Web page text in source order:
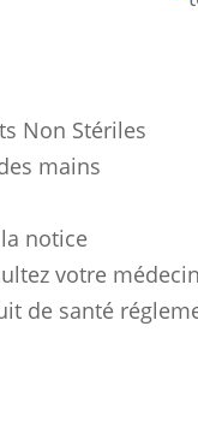
Non Stériles
mains
notice
votre
de santé